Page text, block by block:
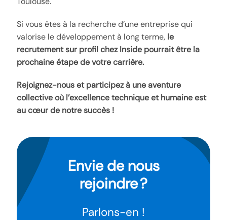
Si vous êtes à la recherche d’une entreprise qui
valorise le développement à long terme, le
recrutement sur profil chez Inside pourrait être la
prochaine étape de votre carrière.
Rejoignez-nous et participez à une aventure
collective où l’excellence technique et humaine est
au cœur de notre succès !
Envie de nous
rejoindre ?
Parlons-en !